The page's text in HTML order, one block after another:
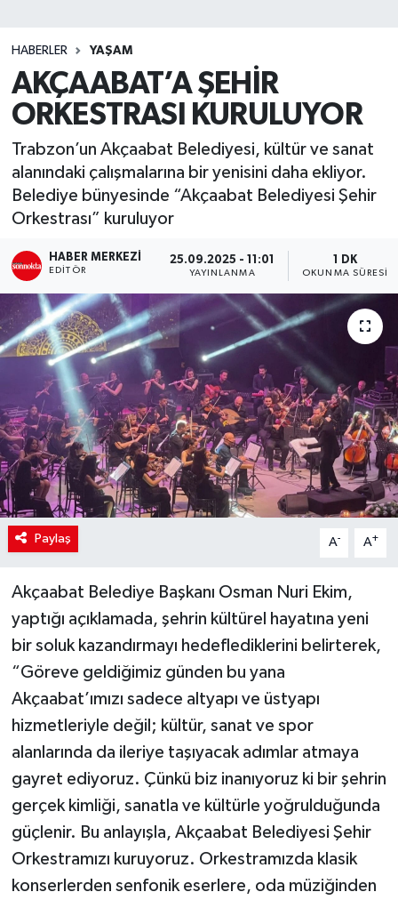
HABERLER YAŞAM
AKÇAABAT’A ŞEHİR
ORKESTRASI KURULUYOR
Trabzon’un Akçaabat Belediyesi, kültür ve sanat
alanındaki çalışmalarına bir yenisini daha ekliyor.
Belediye bünyesinde “Akçaabat Belediyesi Şehir
Orkestrası” kuruluyor
HABER MERKEZI
EDITÖR
25.09.2025 - 11:01
YAYINLANMA
1 DK
OKUNMA SÜRESI
Paylaş A- A+
Akçaabat Belediye Başkanı Osman Nuri Ekim,
yaptığı açıklamada, şehrin kültürel hayatına yeni
bir soluk kazandırmayı hedeflediklerini belirterek,
“Göreve geldiğimiz günden bu yana
Akçaabat’ımızı sadece altyapı ve üstyapı
hizmetleriyle değil; kültür, sanat ve spor
alanlarında da ileriye taşıyacak adımlar atmaya
gayret ediyoruz. Çünkü biz inanıyoruz ki bir şehrin
gerçek kimliği, sanatla ve kültürle yoğrulduğunda
güçlenir. Bu anlayışla, Akçaabat Belediyesi Şehir
Orkestramızı kuruyoruz. Orkestramızda klasik
konserlerden senfonik eserlere, oda müziğinden
Teknoloji
TRABZON
TRABZONSPOR
Yaşam